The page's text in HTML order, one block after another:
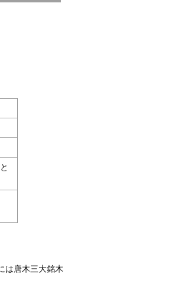
は唐木三大銘木